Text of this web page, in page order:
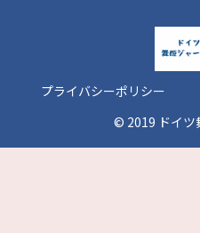
プライバシーポリシー
© 2019 ドイツ